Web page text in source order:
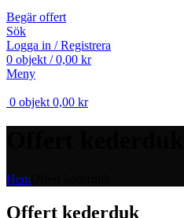
Begär offert
Sök
Logga in / Registrera
0 objekt / 0,00 kr
Meny
0 objekt 0,00 kr
Hem
Offert kederduk